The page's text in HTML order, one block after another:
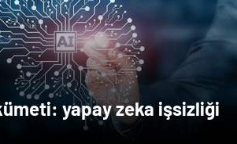
yapay zeka işsizliği